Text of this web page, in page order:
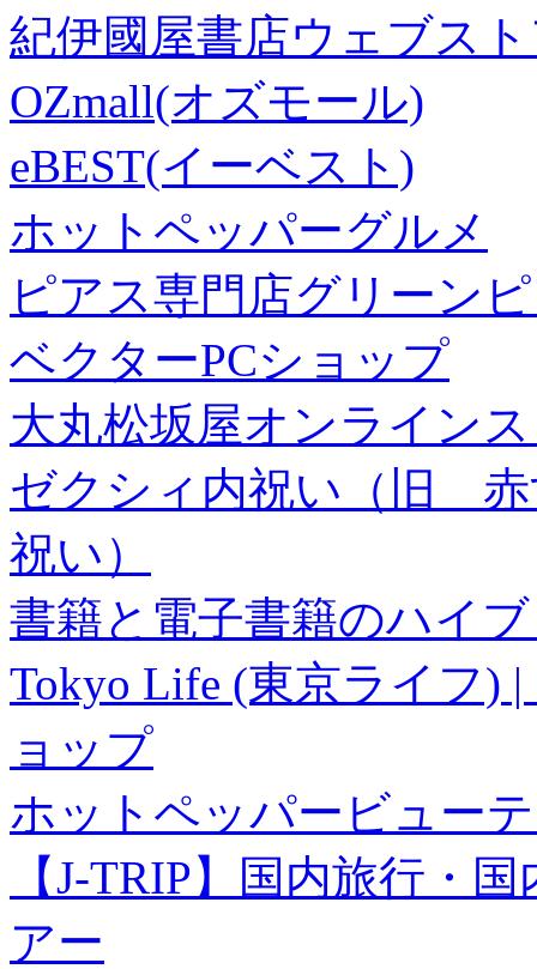
紀伊國屋書店ウェブス
OZmall(オズモール)
eBEST(イーベスト)
ホットペッパーグルメ
ピアス専門店グリーン
ベクターPCショップ
大丸松坂屋オンライン
ゼクシィ内祝い（旧 赤
祝い）
書籍と電子書籍のハイ
Tokyo Life (東京ライフ)
ョップ
ホットペッパービュー
【J-TRIP】国内旅行・
アー